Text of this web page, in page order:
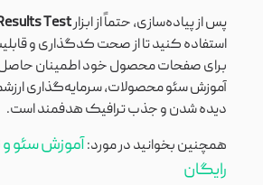
پس از پیاده‌سازی، حتماً از ابزارTest
استفاده کنید تا از صحت کدگذاری و
برای صفحات محصول خود اطمینان حاصل
آموزش سئو محصولات، سرمایه‌گذاری
دیده شدن و جذب ترافیک هدفمند است.
همچنین بخوانید در مورد:آموزش سئو و
رایگان